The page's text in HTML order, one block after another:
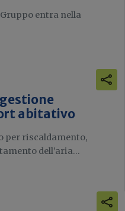
entra nella
abitativo
per riscaldamento,
dell’aria...